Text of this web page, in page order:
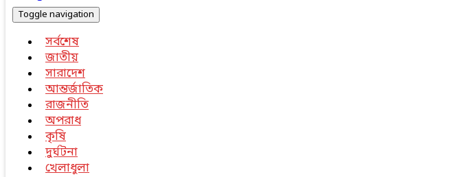
Toggle navigation
সর্বশেষ
জাতীয়
সারাদেশ
আন্তর্জাতিক
রাজনীতি
অপরাধ
কৃষি
দুর্ঘটনা
খেলাধুলা